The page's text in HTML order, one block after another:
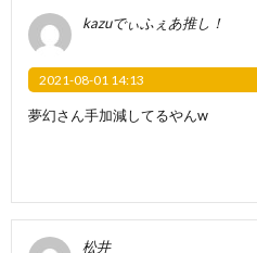
kazuでぃふぇあ推し！
2021-08-01 14:13
夢幻さん手加減してるやんw
松井